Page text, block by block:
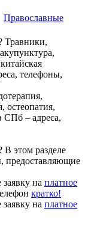
Православные
Травники,
телефоны,
остеопатия,
СПб – адреса,
этом разделе
предоставляющие
заявку на платное
кратко!
заявку на платное